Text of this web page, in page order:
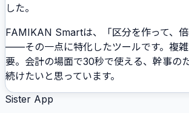
した。
FAMIKAN Smartは、「区分を作って、倍
——その一点に特化したツールです。複
要。会計の場面で30秒で使える、幹事の
続けたいと思っています。
Sister App